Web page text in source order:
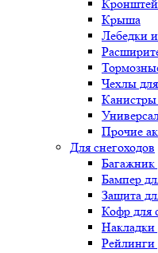
Крыша
Лебедки
Чехлы
Канистры
Прочие
Для снегоходов
Багажник
Бампер
Защита
Кофр для
Накладки
Рейлинги